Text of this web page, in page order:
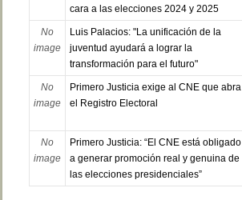
cara a las elecciones 2024 y 2025
No
image
Luis Palacios: "La unificación de la
juventud ayudará a lograr la
transformación para el futuro"
No
image
Primero Justicia exige al CNE que abra
el Registro Electoral
No
image
Primero Justicia: “El CNE está obligado
a generar promoción real y genuina de
las elecciones presidenciales”